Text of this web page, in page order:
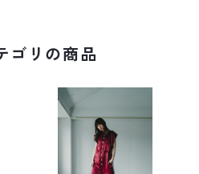
ゴリの商品